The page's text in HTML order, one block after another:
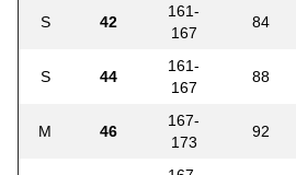
S 42
161-
167
84
S 44
161-
167
88
M 46
167-
173
92